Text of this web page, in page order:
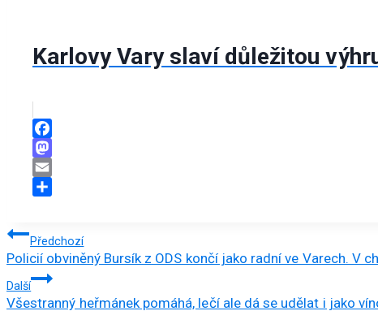
Karlovy Vary slaví důležitou
Facebook
Mastodon
Email
Navigace
pro
příspěvek
Předchozí
Policií obviněný Bursík z ODS končí jako radní ve Varech. V
Další
Všestranný heřmánek pomáhá, lečí ale dá se udělat i jako